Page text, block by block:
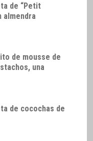
de “Petit
almendra
de mousse de
una
de cocochas de